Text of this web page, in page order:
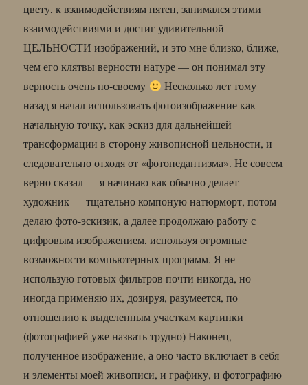
цвету, к взаимодействиям пятен, занимался этими
взаимодействиями и достиг удивительной
ЦЕЛЬНОСТИ изображений, и это мне близко, ближе,
чем его клятвы верности натуре — он понимал эту
верность очень по-своему
Несколько лет тому
назад я начал использовать фотоизображение как
начальную точку, как эскиз для дальнейшей
трансформации в сторону живописной цельности, и
следовательно отходя от «фотопедантизма». Не совсем
верно сказал — я начинаю как обычно делает
художник — тщательно компоную натюрморт, потом
делаю фото-эскизик, а далее продолжаю работу с
цифровым изображением, используя огромные
возможности компьютерных программ. Я не
использую готовых фильтров почти никогда, но
иногда применяю их, дозируя, разумеется, по
отношению к выделенным участкам картинки
(фотографией уже назвать трудно) Наконец,
полученное изображение, а оно часто включает в себя
и элементы моей живописи, и графику, и фотографию